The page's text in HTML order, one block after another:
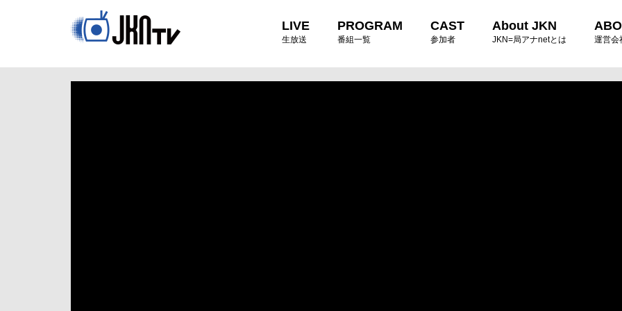
LIVE
生放送
PROGRAM
番組一覧
CAST
参加者
About JKN
JKN=局アナnetとは 運営会